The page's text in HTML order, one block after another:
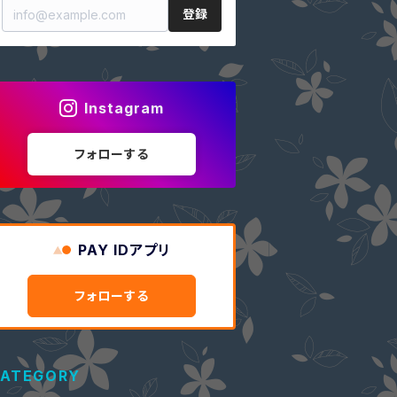
登録
Instagram
フォローする
PAY IDアプリ
フォローする